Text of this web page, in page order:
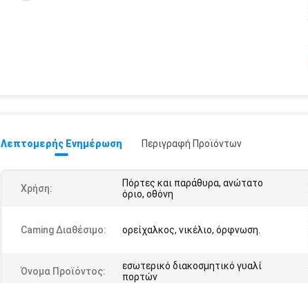
Λεπτομερής Ενημέρωση Περιγραφή Προϊόντων
Χρήση:
Πόρτες και παράθυρα, ανώτατο
όριο, οθόνη
Caming Διαθέσιμο: ορείχαλκος, νικέλιο, όρφνωση.
Όνομα Προϊόντος:
εσωτερικό διακοσμητικό γυαλί
πορτών